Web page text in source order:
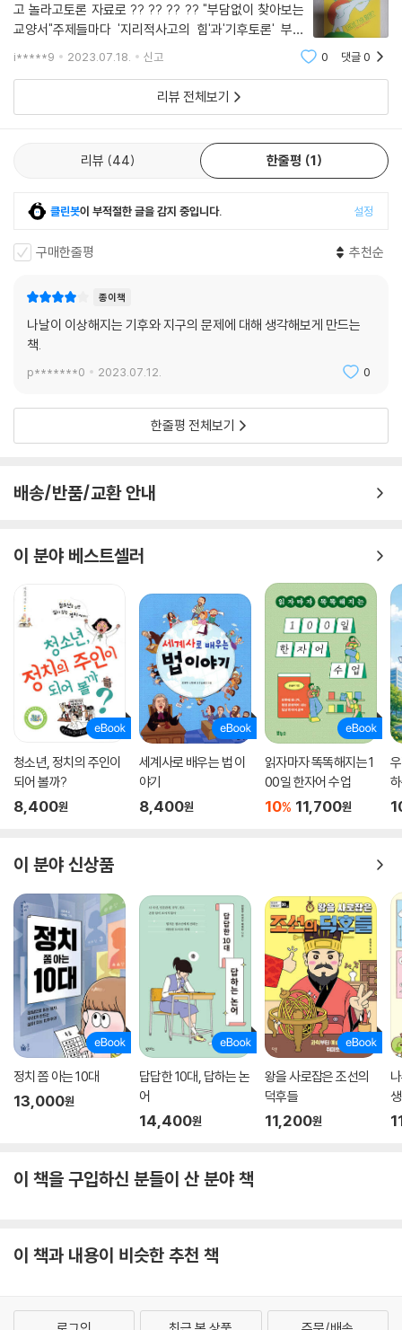
고 놀라고토론 자료로 ?? ?? ?? ?? "부담없이 찾아보는
교양서"주제들마다 '지리적사고의 힘'과'기후토론' 부분
이 있어서 토론할 때 좋은 자료가 될 것 같습니다프롤로그
고 기후의 변화, 지구의 자연 현상으로 이동
i*****9 2023.07.18. 신고 0 댓글0
리뷰 전체보기
리뷰 44 한줄평 1
클린봇이 부적절한 글을 감지 중입니다. 설정
구매한줄평 추천순
종이책
나날이 이상해지는 기후와 지구의 문제에 대해 생각해보게 만드는
책.
p*******0 2023.07.12. 0
한줄평 전체보기
배송/반품/교환 안내
이 분야 베스트셀러
청소년, 정치의 주인이
되어 볼까?
8,400원
세계사로 배우는 법 이
야기
8,400원
읽자마자 똑똑해지는 1
00일 한자어 수업
10% 11,700원
이 분야 신상품
정치 쫌 아는 10대
13,000원
답답한 10대, 답하는 논
어
14,400원
왕을 사로잡은 조선의
덕후들
11,200원
이 책을 구입하신 분들이 산 분야 책
이 책과 내용이 비슷한 추천 책